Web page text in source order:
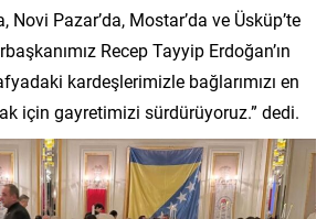
Novi Pazar’da, Mostar’da ve Üsküp’te
Recep Tayyip Erdoğan’ın
kardeşlerimizle bağlarımızı en
için gayretimizi sürdürüyoruz.” dedi.